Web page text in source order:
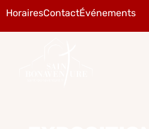
HorairesContactÉvénements